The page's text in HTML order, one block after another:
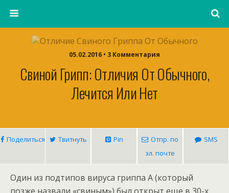
05.02.2016 • 3 Комментария
Свиной Грипп: Отличия От Обычного,
Лечится Или Нет
Поделиться Твитнуть Pin
Отпр. по
эл. почте
SMS
Один из подтипов вируса гриппа А (который